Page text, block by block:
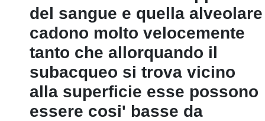
del sangue e quella alveolare
cadono molto velocemente
tanto che allorquando il
subacqueo si trova vicino
alla superficie esse possono
essere cosi' basse da